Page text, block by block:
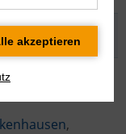
in Bad
Unterkirche St.
,